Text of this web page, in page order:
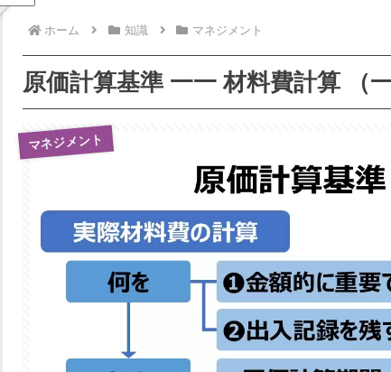
ホーム 知識 マネジメント
原価計算基準 一一 材料費計算 （
マネジメント